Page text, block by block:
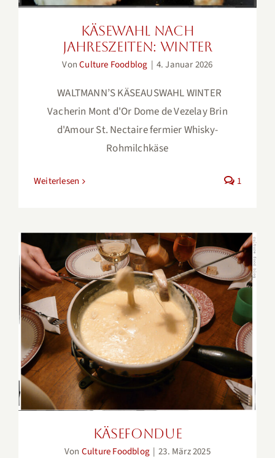
Käsewahl nach
Jahreszeiten: Winter
VonCulture Foodblog | 4. Januar 2026
WALTMANN’S KÄSEAUSWAHL WINTER
Vacherin Mont d'Or Dome de Vezelay Brin
d'Amour St. Nectaire fermier Whisky-
Rohmilchkäse
Weiterlesen 1
Käsefondue
Käsefondue
Von Culture Foodblog | 23. März 2025